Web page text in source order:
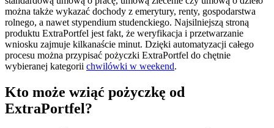
można także wykazać dochody z emerytury, renty, gospodarstwa
rolnego, a nawet stypendium studenckiego. Najsilniejszą stroną
produktu ExtraPortfel jest fakt, że weryfikacja i przetwarzanie
wniosku zajmuje kilkanaście minut. Dzięki automatyzacji całego
procesu można przypisać pożyczki ExtraPortfel do chętnie
wybieranej kategorii chwilówki w weekend.
Kto może wziąć pożyczkę od
ExtraPortfel?